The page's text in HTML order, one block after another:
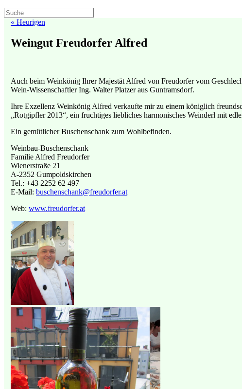
« Heurigen
Weingut Freudorfer Alfred
Auch beim Weinkönig Ihrer Majestät Alfred von Freudorfer vom
Wein-Wissenschaftler Ing. Walter Platzer aus Guntramsdorf.
Ihre Exzellenz Weinkönig Alfred verkaufte mir zu einem königlich
„Rotgipfler 2013“, ein fruchtiges liebliches harmonisches Weinderl mit
Ein gemütlicher Buschenschank zum Wohlbefinden.
Weinbau-Buschenschank
Familie Alfred Freudorfer
Wienerstraße 21
A-2352 Gumpoldskirchen
Tel.: +43 2252 62 497
E-Mail: buschenschank@freudorfer.at
Web: www.freudorfer.at